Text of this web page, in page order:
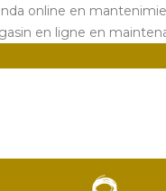
online en
en ligne en